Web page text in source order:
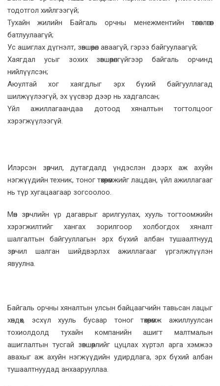
тодотгол хийлгээгүй;
Тухайн жилийн Байгаль орчны менежментийн төлөвлөгөөг
батлуулаагүй;
Ус ашиглах дүгнэлт, зөвшөөрөл аваагүй, гэрээ байгуулаагүй;
Хаягдал усыг зохих зөвшөөрөлгүйгээр байгаль орчинд
нийлүүлсэн;
Аюултай хог хаягдлыг эрх бүхий байгууллагад
шилжүүлээгүй, эх үүсвэр дээр нь хадгалсан;
Үйл ажиллагаандаа дотоод хяналтын тогтолцоог
хэрэгжүүлээгүй.
Илэрсэн зөрчил, дутагдалд үндэслэн дээрх аж ахуйн
нэгжүүдийн техник, тоног төхөөрөмжийг лацдан, үйл ажиллагааг
нь түр хугацаагаар зогсоолоо.
Мөн зөрчлийн үр дагаврыг арилгуулах, хууль тогтоомжийн
хэрэгжилтийг хангах зорилгоор холбогдох хяналт
шалгалтын байгууллагын эрх бүхий албан тушаалтнууд
зөрчил шалган шийдвэрлэх ажиллагааг үргэлжлүүлэн
явуулна.
Байгаль орчны хяналтын улсын байцаагчийн тавьсан лацыг
хөндөх, эсхүл хууль бусаар тоног төхөөрөмж ажиллуулсан
тохиолдолд тухайн компанийн ашигт малтмалын
ашиглалтын тусгай зөвшөөрлийг цуцлах хүртэл арга хэмжээ
авахыг аж ахуйн нэгжүүдийн удирдлага, эрх бүхий албан
тушаалтнуудад анхаарууллаа.